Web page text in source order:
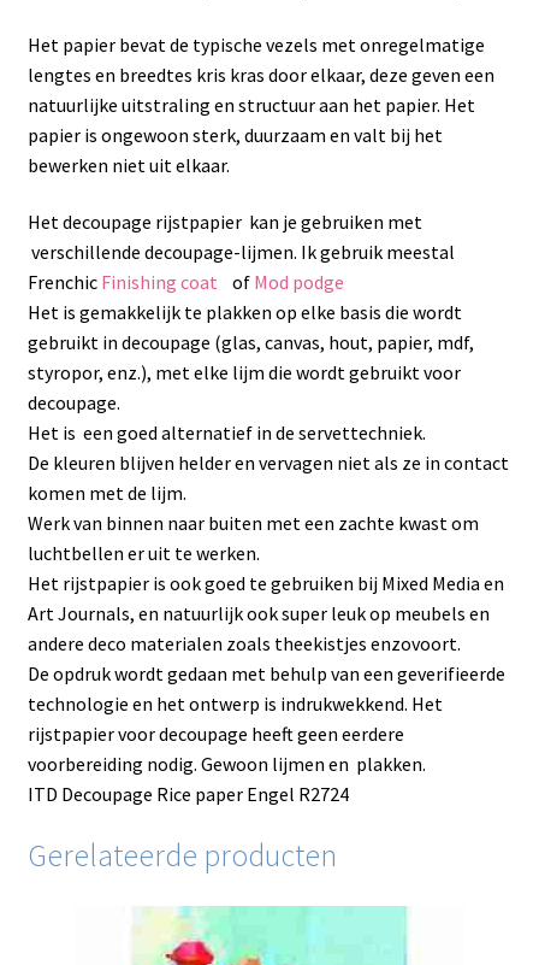
Het papier bevat de typische vezels met onregelmatige
lengtes en breedtes kris kras door elkaar, deze geven een
natuurlijke uitstraling en structuur aan het papier. Het
papier is ongewoon sterk, duurzaam en valt bij het
bewerken niet uit elkaar.
Het decoupage rijstpapier kan je gebruiken met
verschillende decoupage-lijmen. Ik gebruik meestal
Frenchic Finishing coat ofMod podge
Het is gemakkelijk te plakken op elke basis die wordt
gebruikt in decoupage (glas, canvas, hout, papier, mdf,
styropor, enz.), met elke lijm die wordt gebruikt voor
decoupage.
Het is een goed alternatief in de servettechniek.
De kleuren blijven helder en vervagen niet als ze in contact
komen met de lijm.
Werk van binnen naar buiten met een zachte kwast om
luchtbellen er uit te werken.
Het rijstpapier is ook goed te gebruiken bij Mixed Media en
Art Journals, en natuurlijk ook super leuk op meubels en
andere deco materialen zoals theekistjes enzovoort.
De opdruk wordt gedaan met behulp van een geverifieerde
technologie en het ontwerp is indrukwekkend. Het
rijstpapier voor decoupage heeft geen eerdere
voorbereiding nodig. Gewoon lijmen en plakken.
ITD Decoupage Rice paper Engel R2724
Gerelateerde producten